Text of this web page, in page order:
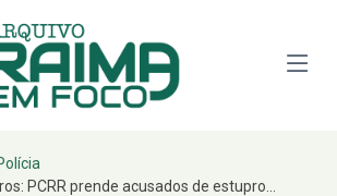
PCRR prende acusados de estupro...